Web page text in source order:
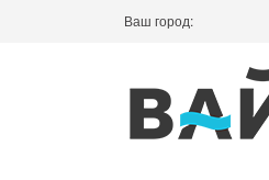
Ваш город: